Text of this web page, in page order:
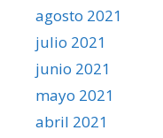
agosto 2021
julio 2021
junio 2021
mayo 2021
abril 2021